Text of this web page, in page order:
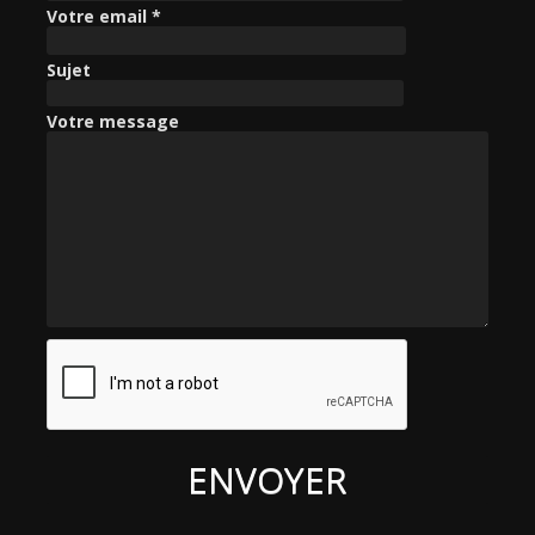
c
r
:
Votre email *
Sujet
Votre message